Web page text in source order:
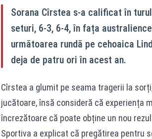
Sorana Cîrstea s-a calificat în
seturi, 6-3, 6-4, în fața
următoarea rundă pe cehoaica
deja de patru ori în acest an.
Cîrstea a glumit pe seama tragerii la
jucătoare, însă consideră că experiența
încrezătoare că poate obține un nou
Sportiva a explicat că pregătirea pentru